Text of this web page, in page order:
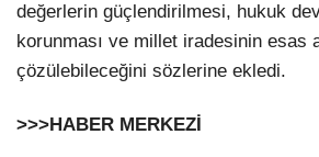
değerlerin güçlendirilmesi, hukuk
korunması ve millet iradesinin esas
çözülebileceğini sözlerine ekledi.
>>>HABER MERKEZİ